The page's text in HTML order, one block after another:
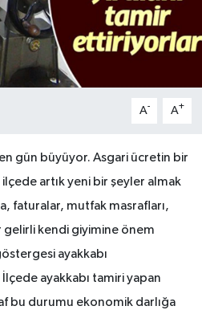
A- A+
gün büyüyor. Asgari ücretin bir
ilçede artık yeni bir şeyler almak
faturalar, mutfak masrafları,
gelirli kendi giyimine önem
ayakkabı
ayakkabı tamiri yapan
bu durumu ekonomik darlığa